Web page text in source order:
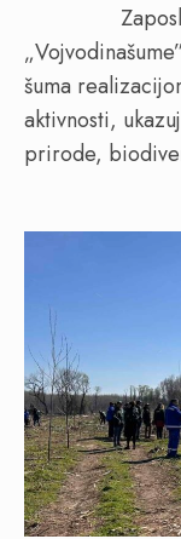
Zaposleni iz
šuma
aktivnosti,
prirode,